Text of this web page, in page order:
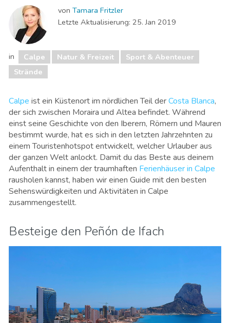
von Tamara Fritzler
Letzte Aktualisierung: 25. Jan 2019
in Calpe Natur & Freizeit
Sport & Abenteuer
Strände
Calpe ist ein Küstenort im nördlichen Teil derCosta Blanca,
der sich zwischen Moraira und Altea befindet. Während
einst seine Geschichte von den Iberern, Römern und Mauren
bestimmt wurde, hat es sich in den letzten Jahrzehnten zu
einem Touristenhotspot entwickelt, welcher Urlauber aus
der ganzen Welt anlockt. Damit du das Beste aus deinem
Aufenthalt in einem der traumhaften Ferienhäuser in Calpe
rausholen kannst, haben wir einen Guide mit den besten
Sehenswürdigkeiten und Aktivitäten in Calpe
zusammengestellt.
Besteige den Peñón de Ifach